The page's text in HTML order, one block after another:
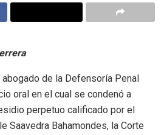
de la Defensoría Penal
oral en el cual se condenó a
perpetuo calificado por el
Saavedra Bahamondes, la Corte